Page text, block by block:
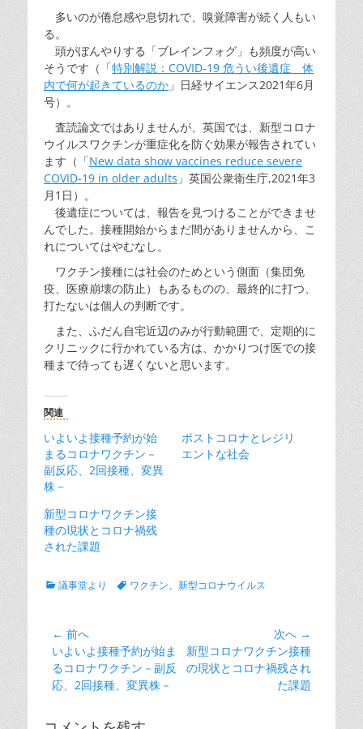
多いのが倦怠感や息切れで、嗅覚障害が続く人もい
る。
頭がぼんやりする「ブレインフォグ」も頻度が高い
そうです（「特別解説：COVID-19 危うい後遺症 体
内で何が起きているのか 」日経サイエンス2021年6月
号）。
査読論文ではありませんが、英国では、新型コロナ
ウイルスワクチンが重症化を防ぐ効果が報告されてい
ます（「New data show vaccines reduce severe
COVID-19 in older adults 」英国公衆衛生庁,2021年3
月1日）。
後遺症については、報告を見つけることができませ
んでした。接種開始からまだ間がありませんから、こ
れについてはやむなし。
ワクチン接種には社会のためという側面（集団免
疫、医療崩壊の防止）もあるものの、最終的に打つ、
打たないは個人の判断です。
また、ふだん自宅近辺のみが行動範囲で、定期的に
クリニックに行かれている方は、かかりつけ医での接
種まで待っても遅くないと思います。
関連
いよいよ接種予約が始
まるコロナワクチン－
副反応、2回接種、変異
株－
ポストコロナとレジリ
エントな社会
新型コロナワクチン接
種の現状とコロナ禍残
された課題
カ 議事堂より
タ ワクチン、 新型コロナウイルス
投
稿
ナ
ゲ
← 前へ
前
の
投
いよいよ接種予約が始ま
るコロナワクチン－副反
応、2回接種、変異株－
次へ →
次
の
新型コロナワクチン接種
の現状とコロナ禍残され
た課題